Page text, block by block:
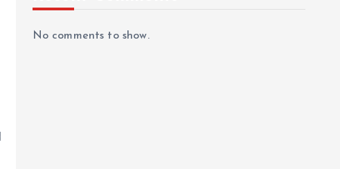
No comments to show.